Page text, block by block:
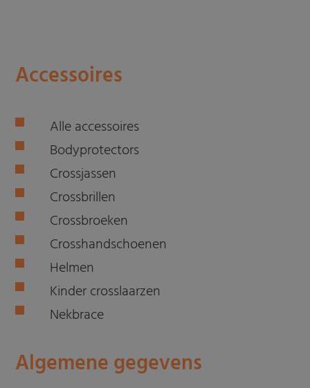
Accessoires
Alle accessoires
Bodyprotectors
Crossjassen
Crossbrillen
Crossbroeken
Crosshandschoenen
Helmen
Kinder crosslaarzen
Nekbrace
Algemene gegevens